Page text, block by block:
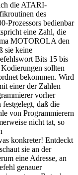
die ATARI-
des
Prozessors bedienbar
eine Zahl, die
MOTOROLA den
sie keine
Bits 15 bis
sollten
bekommen. Wird
einer der Zahlen
vorher
daß die
von Programmierern
nicht tat, so
konkreter! Entdeckt
sie an der
eine Adresse, an
genauer